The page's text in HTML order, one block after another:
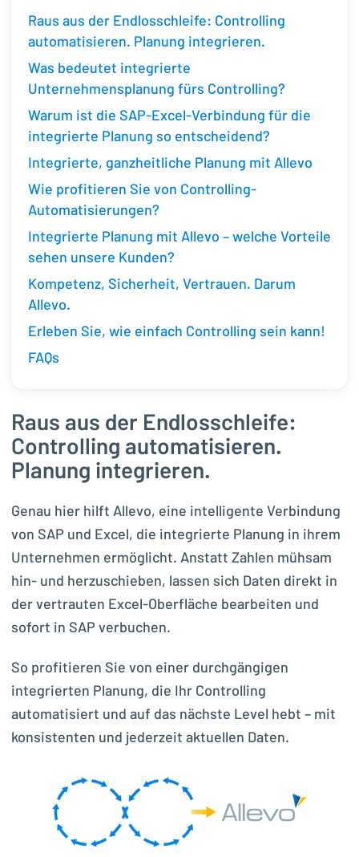
Raus aus der Endlosschleife: Controlling
automatisieren. Planung integrieren.
Was bedeutet integrierte
Unternehmensplanung fürs Controlling?
Warum ist die SAP-Excel-Verbindung für die
integrierte Planung so entscheidend?
Integrierte, ganzheitliche Planung mit Allevo
Wie profitieren Sie von Controlling-
Automatisierungen?
Integrierte Planung mit Allevo – welche Vorteile
sehen unsere Kunden?
Kompetenz, Sicherheit, Vertrauen. Darum
Allevo.
Erleben Sie, wie einfach Controlling sein kann!
FAQs
Raus aus der Endlosschleife:
Controlling automatisieren.
Planung integrieren.
Genau hier hilft Allevo, eine intelligente Verbindung
von SAP und Excel, die integrierte Planung in ihrem
Unternehmen ermöglicht. Anstatt Zahlen mühsam
hin- und herzuschieben, lassen sich Daten direkt in
der vertrauten Excel-Oberfläche bearbeiten und
sofort in SAP verbuchen.
So profitieren Sie von einer durchgängigen
integrierten Planung, die Ihr Controlling
automatisiert und auf das nächste Level hebt – mit
konsistenten und jederzeit aktuellen Daten.